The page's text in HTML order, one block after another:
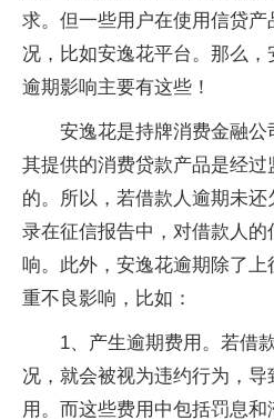
求。但一些用户在使用信贷
况，比如安逸花平台。那么，
逾期影响主要有这些！
安逸花是持牌消费金融公
其提供的消费贷款产品是经
的。所以，若借款人逾期未
录在征信报告中，对借款人
响。此外，安逸花逾期除了
重不良影响，比如：
1、产生逾期费用。若借
况，就会被视为违约行为，
用。而这些费用中包括罚息